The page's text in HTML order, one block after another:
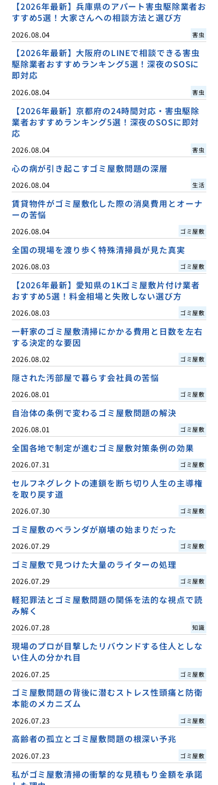
【2026年最新】兵庫県のアパート害虫駆除業者お
すすめ5選！大家さんへの相談方法と選び方
2026.08.04 害虫
【2026年最新】大阪府のLINEで相談できる害虫
駆除業者おすすめランキング5選！深夜のSOSに
即対応
2026.08.04 害虫
【2026年最新】京都府の24時間対応・害虫駆除
業者おすすめランキング5選！深夜のSOSに即対
応
2026.08.04 害虫
心の病が引き起こすゴミ屋敷問題の深層
2026.08.04 生活
賃貸物件がゴミ屋敷化した際の消臭費用とオーナ
ーの苦悩
2026.08.04 ゴミ屋敷
全国の現場を渡り歩く特殊清掃員が見た真実
2026.08.03 ゴミ屋敷
【2026年最新】愛知県の1Kゴミ屋敷片付け業者
おすすめ5選！料金相場と失敗しない選び方
2026.08.03 ゴミ屋敷
一軒家のゴミ屋敷清掃にかかる費用と日数を左右
する決定的な要因
2026.08.02 ゴミ屋敷
隠された汚部屋で暮らす会社員の苦悩
2026.08.01 ゴミ屋敷
自治体の条例で変わるゴミ屋敷問題の解決
2026.08.01 ゴミ屋敷
全国各地で制定が進むゴミ屋敷対策条例の効果
2026.07.31 ゴミ屋敷
セルフネグレクトの連鎖を断ち切り人生の主導権
を取り戻す道
2026.07.30 ゴミ屋敷
ゴミ屋敷のベランダが崩壊の始まりだった
2026.07.29 ゴミ屋敷
ゴミ屋敷で見つけた大量のライターの処理
2026.07.29 ゴミ屋敷
軽犯罪法とゴミ屋敷問題の関係を法的な視点で読
み解く
2026.07.28 知識
現場のプロが目撃したリバウンドする住人としな
い住人の分かれ目
2026.07.25 ゴミ屋敷
ゴミ屋敷問題の背後に潜むストレス性頭痛と防衛
本能のメカニズム
2026.07.23 ゴミ屋敷
高齢者の孤立とゴミ屋敷問題の根深い予兆
2026.07.23 ゴミ屋敷
私がゴミ屋敷清掃の衝撃的な見積もり金額を承諾